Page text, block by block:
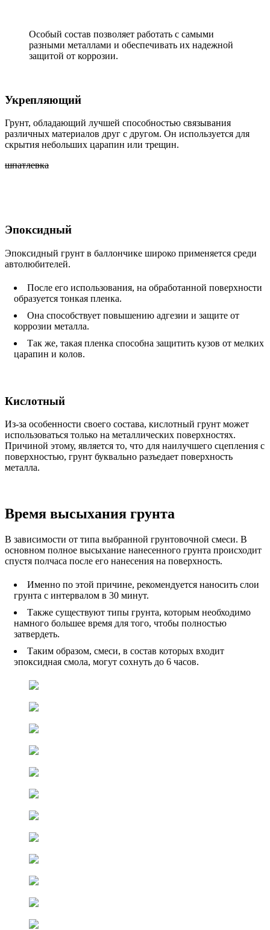
Особый состав позволяет работать с самыми
разными металлами и обеспечивать их надежной
защитой от коррозии.
Укрепляющий
Грунт, обладающий лучшей способностью связывания
различных материалов друг с другом. Он используется для
скрытия небольших царапин или трещин.
шпатлевка
Эпоксидный
Эпоксидный грунт в баллончике широко применяется среди
автолюбителей.
После его использования, на обработанной поверхности
образуется тонкая пленка.
Она способствует повышению адгезии и защите от
коррозии металла.
Так же, такая пленка способна защитить кузов от мелких
царапин и колов.
Кислотный
Из-за особенности своего состава, кислотный грунт может
использоваться только на металлических поверхностях.
Причиной этому, является то, что для наилучшего сцепления с
поверхностью, грунт буквально разъедает поверхность
металла.
Время высыхания грунта
В зависимости от типа выбранной грунтовочной смеси. В
основном полное высыхание нанесенного грунта происходит
спустя полчаса после его нанесения на поверхность.
Именно по этой причине, рекомендуется наносить слои
грунта с интервалом в 30 минут.
Также существуют типы грунта, которым необходимо
намного большее время для того, чтобы полностью
затвердеть.
Таким образом, смеси, в состав которых входит
эпоксидная смола, могут сохнуть до 6 часов.